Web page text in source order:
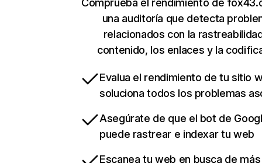
Comprueba el rendimiento de
una auditoría que detecta
relacionados con la
contenido, los enlaces y la
Evalua el rendimiento de tu sitio
soluciona todos los problemas
Asegúrate de que el bot de
puede rastrear e indexar tu web
Escanea tu web en busca de